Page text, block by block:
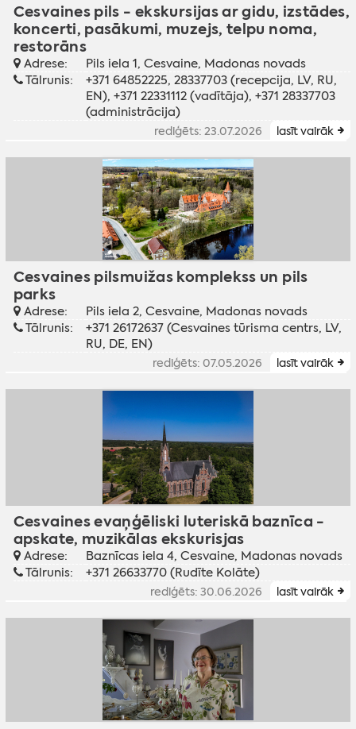
Cesvaines pils - ekskursijas ar gidu, izstādes,
koncerti, pasākumi, muzejs, telpu noma,
restorāns
Adrese:
Pils iela 1, Cesvaine, Madonas novads
Tālrunis:
+371 64852225, 28337703 (recepcija, LV, RU,
EN), +371 22331112 (vadītāja), +371 28337703
(administrācija)
rediģēts: 23.07.2026 lasīt vairāk
Cesvaines pilsmuižas komplekss un pils
parks
Adrese:
Pils iela 2, Cesvaine, Madonas novads
Tālrunis:
+371 26172637 (Cesvaines tūrisma centrs, LV,
RU, DE, EN)
rediģēts: 07.05.2026 lasīt vairāk
Cesvaines evaņģēliski luteriskā baznīca -
apskate, muzikālas ekskurisjas
Adrese:
Baznīcas iela 4, Cesvaine, Madonas novads
Tālrunis:
+371 26633770 (Rudīte Kolāte)
rediģēts: 30.06.2026 lasīt vairāk